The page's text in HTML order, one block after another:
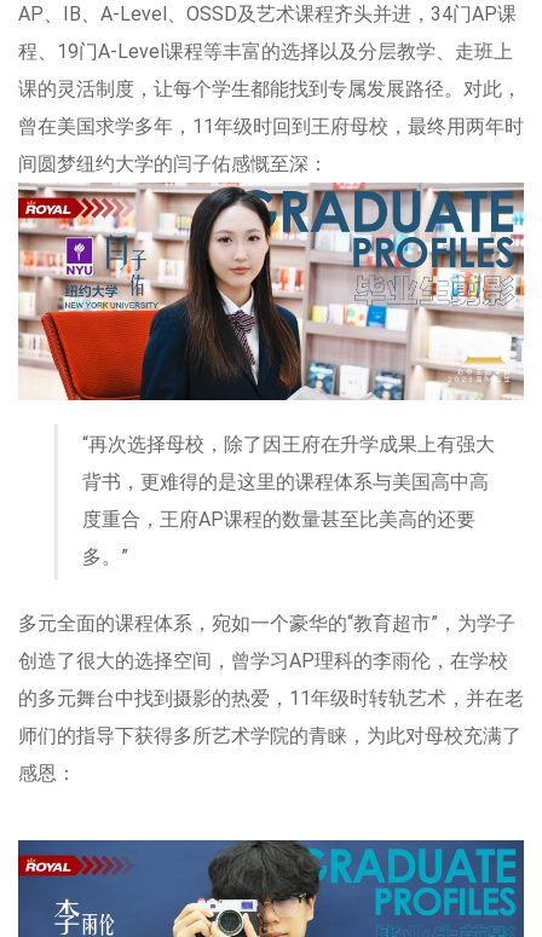
AP、IB、A-Level、OSSD及艺术课程齐头并进，34门AP课
程、19门A-Level课程等丰富的选择以及分层教学、走班上
课的灵活制度，让每个学生都能找到专属发展路径。对此，
曾在美国求学多年，11年级时回到王府母校，最终用两年时
间圆梦纽约大学的闫子佑感慨至深：
“再次选择母校，除了因王府在升学成果上有强大
背书，更难得的是这里的课程体系与美国高中高
度重合，王府AP课程的数量甚至比美高的还要
多。”
多元全面的课程体系，宛如一个豪华的“教育超市”，为学子
创造了很大的选择空间，曾学习AP理科的李雨伦，在学校
的多元舞台中找到摄影的热爱，11年级时转轨艺术，并在老
师们的指导下获得多所艺术学院的青睐，为此对母校充满了
感恩：